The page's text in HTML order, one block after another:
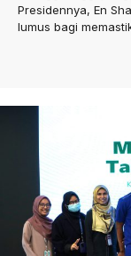
Presidennya, En
lumus bagi